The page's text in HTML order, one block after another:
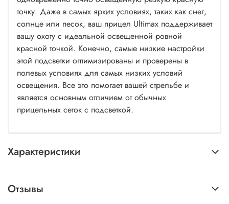
точку. Даже в самых ярких условиях, таких как снег,
солнце или песок, ваш прицел Ultimax поддерживает
вашу охоту с идеальной освещенной ровной
красной точкой. Конечно, самые низкие настройки
этой подсветки оптимизированы и проверены в
полевых условиях для самых низких условий
освещения. Все это помогает вашей стрельбе и
является основным отличием от обычных
прицельных сеток с подсветкой.
Характеристики
Отзывы